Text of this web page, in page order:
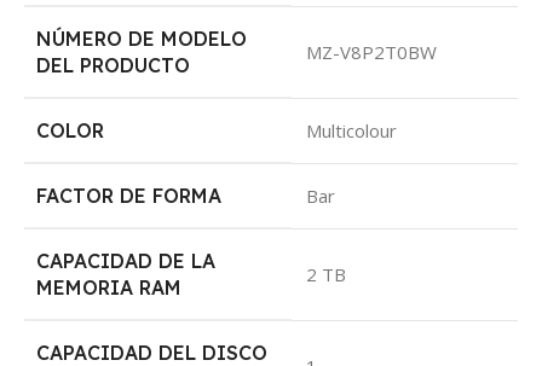
NÚMERO DE MODELO
DEL PRODUCTO
‎MZ-V8P2T0BW
COLOR ‎Multicolour
FACTOR DE FORMA ‎Bar
CAPACIDAD DE LA
MEMORIA RAM
‎2 TB
CAPACIDAD DEL DISCO